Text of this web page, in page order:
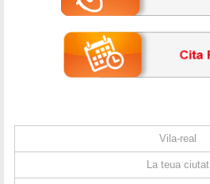
Vila-real
La teua ciutat